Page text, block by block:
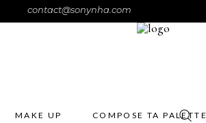
contact@sonynha.com
MAKE UP COMPOSE TA PALETTE